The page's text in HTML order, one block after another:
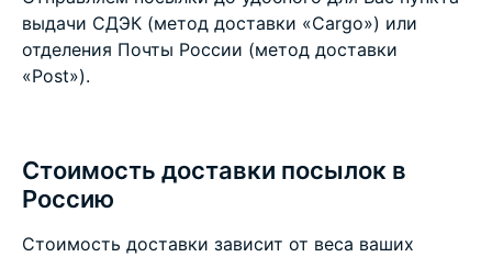
выдачи СДЭК (метод доставки «Cargo») или
отделения Почты России (метод доставки
«Post»).
Стоимость доставки посылок в
Россию
Стоимость доставки зависит от веса ваших